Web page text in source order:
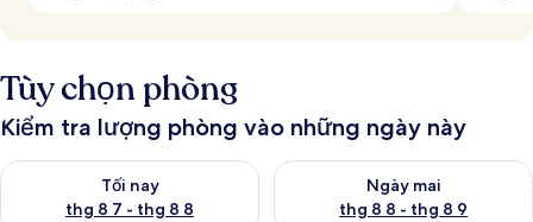
Tùy chọn phòng
Kiểm tra lượng phòng vào những ngày này
Tối nay
thg 8 7 - thg 8 8
Kiểm tra lượng phòng tối nay từ thg 8 7 - thg 8 8
Ngày mai
thg 8 8 - thg 8 9
Kiểm tra lượng phòng ngày